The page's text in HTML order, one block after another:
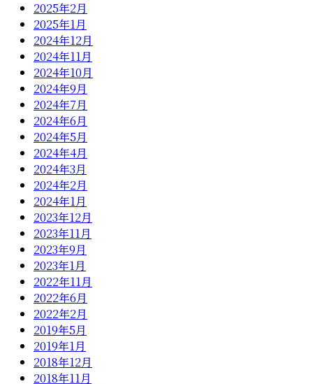
2025年2月
2025年1月
2024年12月
2024年11月
2024年10月
2024年9月
2024年7月
2024年6月
2024年5月
2024年4月
2024年3月
2024年2月
2024年1月
2023年12月
2023年11月
2023年9月
2023年1月
2022年11月
2022年6月
2022年2月
2019年5月
2019年1月
2018年12月
2018年11月